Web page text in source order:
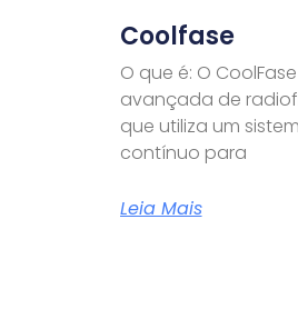
Coolfase
O que é: O
avançada de
que utiliza um
contínuo para
Leia Mais